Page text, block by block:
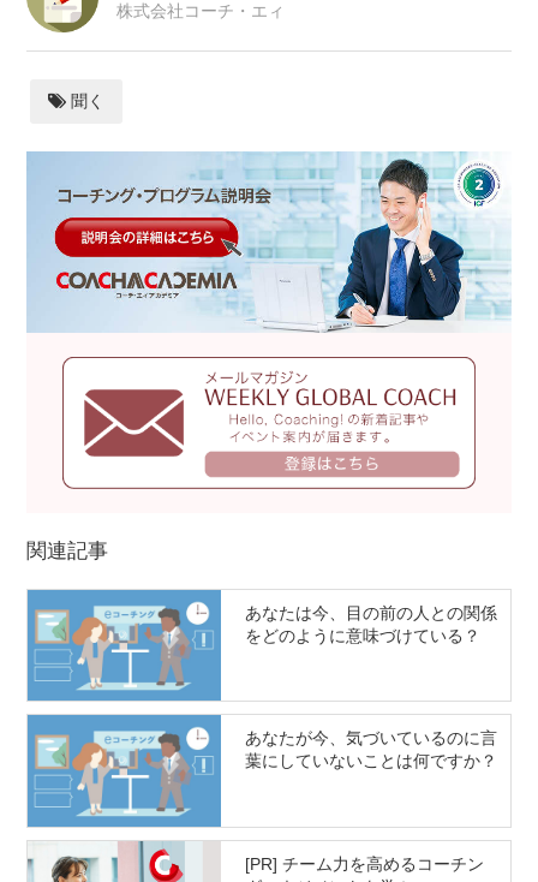
株式会社コーチ・エィ
聞く
関連記事
あなたは今、目の前の人との関係
をどのように意味づけている？
あなたが今、気づいているのに言
葉にしていないことは何ですか？
[PR] チーム力を高めるコーチン